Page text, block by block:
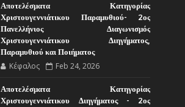
Αποτελέσματα Κατηγορίας
Χριστουγεννιάτικου Παραμυθιού- 2ος
Πανελλήνιος Διαγωνισμός
Χριστουγεννιάτικου Διηγήματος,
Παραμυθιού και Ποιήματος
Κέφαλος Feb 24, 2026
Αποτελέσματα Κατηγορίας
Χριστουγεννιάτικου Διηγήματος - 2ος